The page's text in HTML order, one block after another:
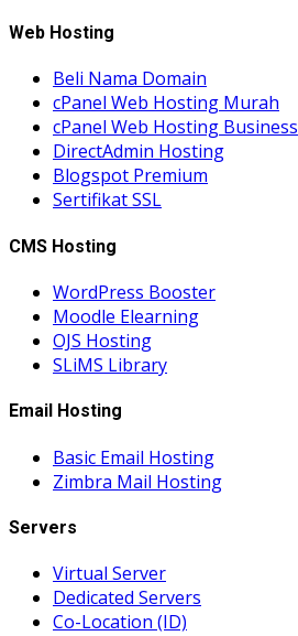
Web Hosting
Beli Nama Domain
cPanel Web Hosting Murah
cPanel Web Hosting Business
DirectAdmin Hosting
Blogspot Premium
Sertifikat SSL
CMS Hosting
WordPress Booster
Moodle Elearning
OJS Hosting
SLiMS Library
Email Hosting
Basic Email Hosting
Zimbra Mail Hosting
Servers
Virtual Server
Dedicated Servers
Co-Location (ID)